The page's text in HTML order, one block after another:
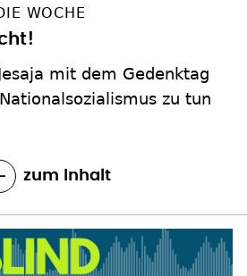
WOCHE
mit dem Gedenktag
zu tun
zum Inhalt